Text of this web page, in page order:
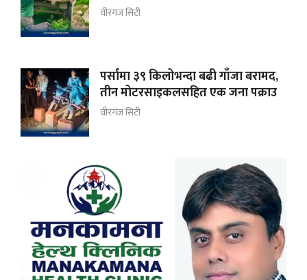
वीरगंज सिटी
पर्सामा ३९ किलोभन्दा बढी गाँजा बरामद,
तीन मोटरसाइकलसहित एक जना पक्राउ
वीरगंज सिटी